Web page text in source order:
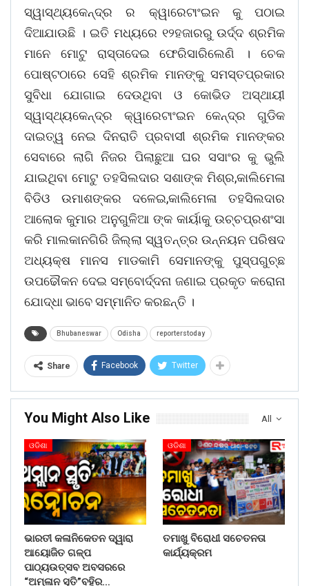
ସ୍ୱାସ୍ଥ୍ୟକେନ୍ଦ୍ର ର କ୍ୱାରେଟାଂଇନ କୁ ପଠାଇ
ଦିଆଯାଉଛି । ଇତି ମଧ୍ୟରେ ୧୨ହଜାରରୁ ଉର୍ଦ୍ଦ ଶ୍ରମିକ
ମାନେ ମୋଟୁ ରାସ୍ତାଦେଇ ଫେରିସାରିଲେଣି । ଚେକ
ପୋଷ୍ଟଠାରେ ସେହି ଶ୍ରମିକ ମାନଙ୍କୁ ସମସ୍ତପ୍ରକାର
ସୁବିଧା ଯୋଗାଇ ଦେଉଥିବା ଓ କୋଭିଡ ଅସ୍ଥାୟୀ
ସ୍ୱାସ୍ଥ୍ୟକେନ୍ଦ୍ର କ୍ୱାରେଟାଂଇନ କେନ୍ଦ୍ର ଗୁଡିକ
ଦାଇତ୍ୱ ନେଇ ଦିନରାତି ପ୍ରବାସୀ ଶ୍ରମିକ ମାନଙ୍କର
ସେବାରେ ଲାଗି ନିଜର ପିଲାଛୁଆ ଘର ସସାଂର କୁ ଭୁଲି
ଯାଇଥିବା ମୋଟୁ ତହସିଲଦାର ସଶାଙ୍କ ମିଶ୍ର,କାଲିମେଳା
ବିଡିଓ ଉମାଶଙ୍କର ଦଳେଇ,କାଲିମେଳା ତହସିଲଦାର
ଆଲୋକ କୁମାର ଅନୁଗୁଳିଆ ଙ୍କ କାର୍ୟାକୁ ଉଚ୍ଚପ୍ରଶଂସା
କରି ମାଲକାନଗିରି ଜିଲ୍ଲା ସ୍ୱତନ୍ତ୍ର ଉନ୍ନୟନ ପରିଷଦ
ଅଧ୍ୟକ୍ଷ ମାନସ ମାଡକାମି ସେମାନଙ୍କୁ ପୁସ୍ପଗୁଚ୍ଛ
ଉପଢୌକନ ଦେଇ ସମ୍ବୋର୍ଦ୍ଦନା ଜଣାଇ ପ୍ରକୃତ କରୋନା
ଯୋଦ୍ଧା ଭାବେ ସମ୍ମାନିତ କରଛନ୍ତି ।
Bhubaneswar Odisha reporterstoday
Share Facebook Twitter
All
You Might Also Like
ଓଡିଶା
ଭାରତୀ କଳାନିକେତନ ଦ୍ୱାରା
ଆୟୋଜିତ ଗଳ୍ପ
ପାଠ୍ୟଉତ୍ସବ ଅବସରରେ
“ଅମ୍ଳାନ ସୃତି”ବହିର…
ଓଡିଶା
ତମାଖୁ ବିରୋଧୀ ସଚେତନତା
କାର୍ଯ୍ୟକ୍ରମ